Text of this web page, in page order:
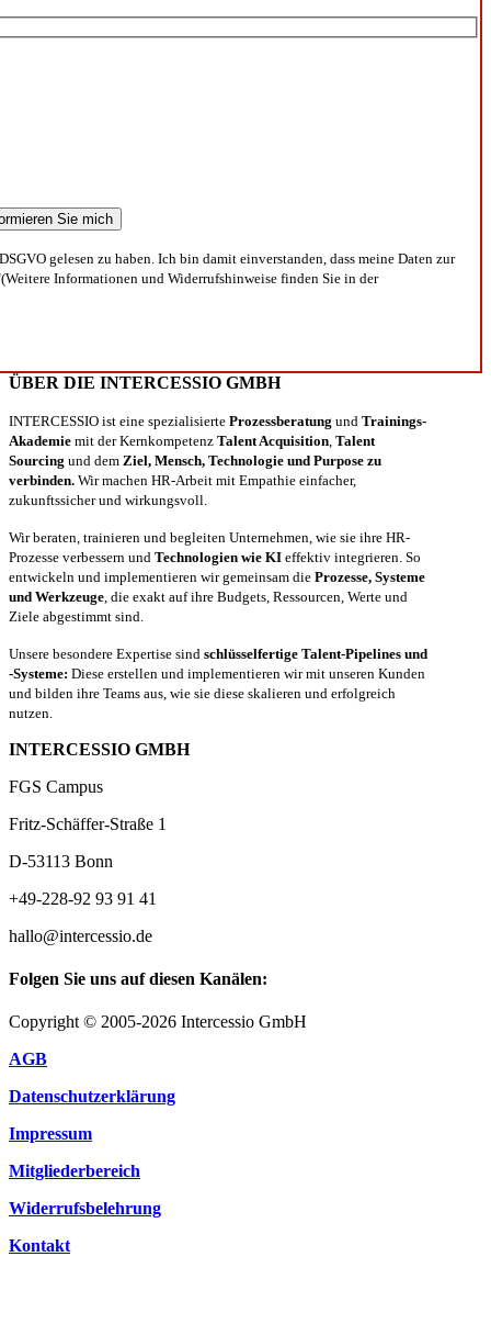
gelesen zu haben. Ich bin damit einverstanden, dass meine Daten zur
Informationen und Widerrufshinweise finden Sie in der
ÜBER DIE INTERCESSIO GMBH
INTERCESSIO ist eine spezialisierte Prozessberatung und Trainings-
Akademie mit der Kernkompetenz Talent Acquisition Talent
Sourcing und dem Ziel, Mensch, Technologie und Purpose zu
verbinden. Wir machen HR-Arbeit mit Empathie einfacher,
zukunftssicher und wirkungsvoll.
Wir beraten, trainieren und begleiten Unternehmen, wie sie ihre HR-
Prozesse verbessern und Technologien wie KI effektiv integrieren. So
entwickeln und implementieren wir gemeinsam die Prozesse, Systeme
und Werkzeuge , die exakt auf ihre Budgets, Ressourcen, Werte und
Ziele abgestimmt sind.
Unsere besondere Expertise sind schlüsselfertige Talent-Pipelines und
-Systeme: Diese erstellen und implementieren wir mit unseren Kunden
und bilden ihre Teams aus, wie sie diese skalieren und erfolgreich
nutzen.
INTERCESSIO GMBH
FGS Campus
Fritz-Schäffer-Straße 1
D-53113 Bonn
+49-228-92 93 91 41
hallo@intercessio.de
Folgen Sie uns auf diesen Kanälen:
Copyright © 2005-2026 Intercessio GmbH
AGB
Datenschutzerklärung
Impressum
Mitgliederbereich
Widerrufsbelehrung
Kontakt